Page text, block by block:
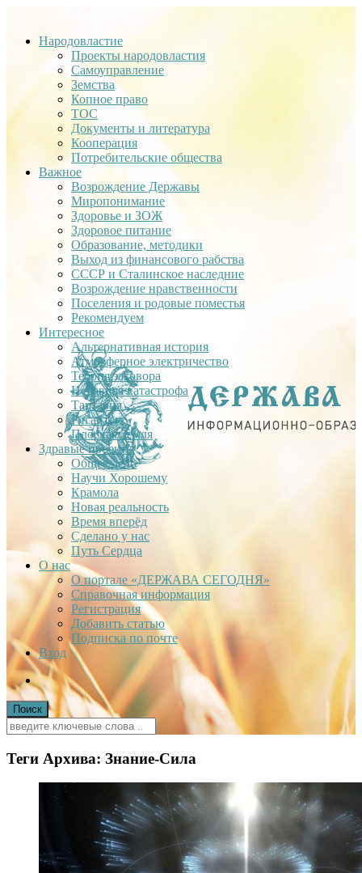
Народовластие
Проекты народовластия
Самоуправление
Земства
Копное право
ТОС
Документы и литература
Кооперация
Потребительские общества
Важное
Возрождение Державы
Миропонимание
Здоровье и ЗОЖ
Здоровое питание
Образование, методики
Выход из финансового рабства
СССР и Сталинское наследние
Возрождение нравственности
Поселения и родовые поместья
Рекомендуем
Интересное
Альтернативная история
Атмосферное электричество
Теория заговора
Недавняя катастрофа
Тартария
Гиганты
Плоская Земля
Здравые проекты
Общее дело
Научи Хорошему
Крамола
Новая реальность
Время вперёд
Сделано у нас
Путь Сердца
О нас
О портале «ДЕРЖАВА СЕГОДНЯ»
Справочная информация
Регистрация
Добавить статью
Подписка по почте
Вход
Теги Архива: Знание-Сила